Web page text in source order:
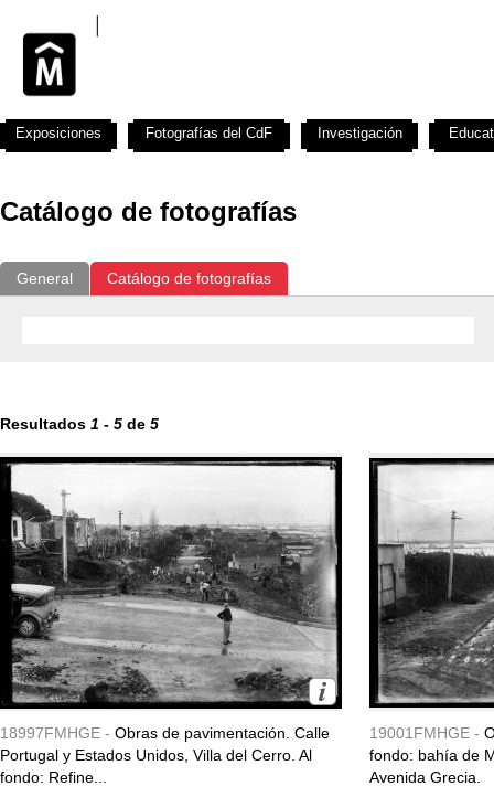
Catálogo de fotografías
General Catálogo de fotografías
Resultados 1 - 5 de 5
18997FMHGE - Obras de pavimentación. Calle
Portugal y Estados Unidos, Villa del Cerro. Al
fondo: Refine...
19001FMHGE -
fondo: bahía de
Avenida Grecia.
Exposiciones Fotografías del CdF Investigación